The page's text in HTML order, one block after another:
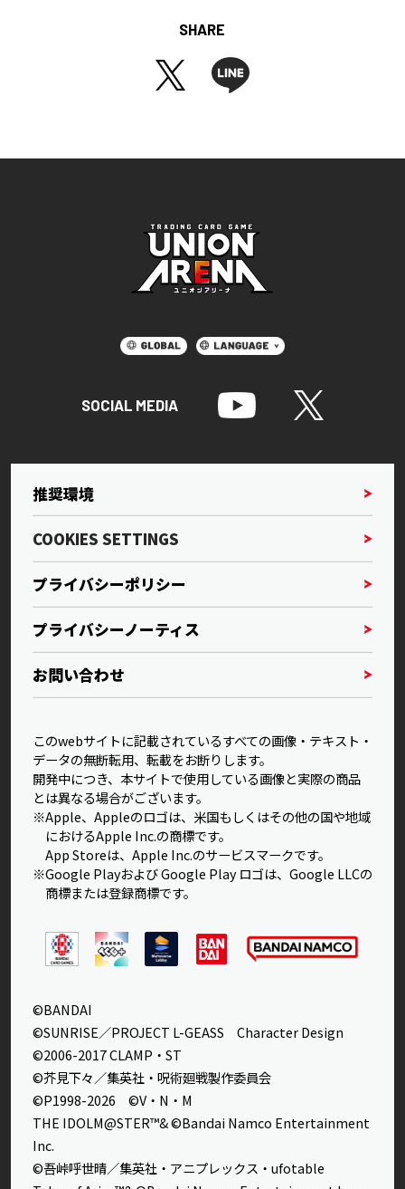
SHARE
SOCIAL MEDIA
推奨環境
COOKIES SETTINGS
プライバシーポリシー
プライバシーノーティス
お問い合わせ
このwebサイトに記載されているすべての画像・テキスト・
データの無断転用、転載をお断りします。
開発中につき、本サイトで使用している画像と実際の商品
とは異なる場合がございます。
※Apple、Appleのロゴは、米国もしくはその他の国や地域
におけるApple Inc.の商標です。
App Storeは、Apple Inc.のサービスマークです。
※Google Playおよび Google Play ロゴは、Google LLCの
商標または登録商標です。
©BANDAI
©SUNRISE／PROJECT L-GEASS Character Design
©2006-2017 CLAMP・ST
©芥見下々／集英社・呪術廻戦製作委員会
©P1998-2026 ©V・N・M
THE IDOLM@STER™& ©Bandai Namco Entertainment
Inc.
©吾峠呼世晴／集英社・アニプレックス・ufotable